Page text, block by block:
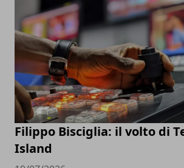
Filippo Bisciglia: il volto di
Island